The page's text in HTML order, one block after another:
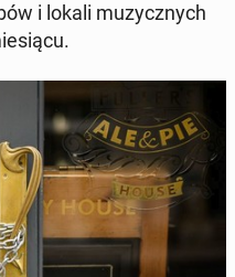
i lokali mu­zycz­nych